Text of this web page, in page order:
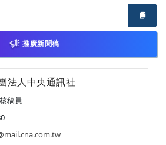
推廣新聞稿
法人中央通訊社
稿員